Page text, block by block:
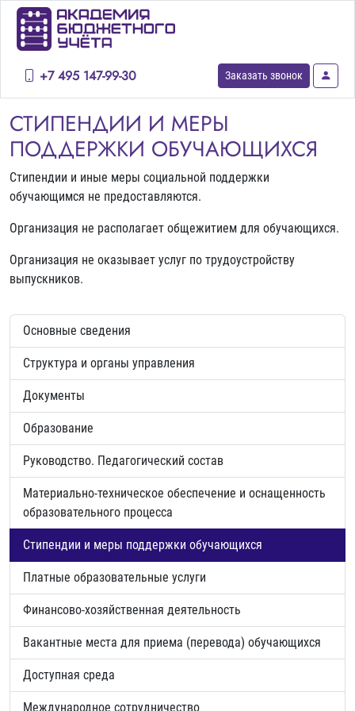
Заказать звонок
+7 495 147-99-30
Основные сведения
Структура и органы управления
Документы
Образование
Руководство. Педагогический состав
Материально-техническое обеспечение и оснащенность
образовательного процесса
Стипендии и меры поддержки обучающихся
Платные образовательные услуги
Финансово-хозяйственная деятельность
Вакантные места для приема (перевода) обучающихся
Доступная среда
Международное сотрудничество
СТИПЕНДИИ И МЕРЫ
ПОДДЕРЖКИ ОБУЧАЮЩИХСЯ
Стипендии и иные меры социальной поддержки
обучающимся не предоставляются.
Организация не располагает общежитием для обучающихся.
Организация не оказывает услуг по трудоустройству
выпускников.